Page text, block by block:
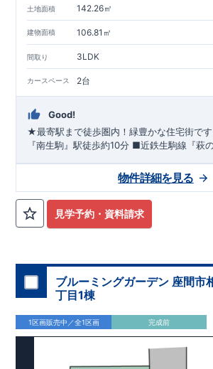
土地面積 142.26㎡
建物面積 106.81㎡
間取り 3LDK
カースペース 2台
Good!
★最寄駅まで徒歩圏内！緑豊かな住宅街で
『南生駒』駅徒歩約10分 ■近鉄生駒線『萩
見学予約・資料請求
物件詳細を見る
ブルーミングガーデン 座間市
丁目1棟
1区画販売中／全1区画 完成前